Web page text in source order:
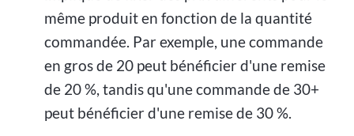
même produit en fonction de la quantité
commandée. Par exemple, une commande
en gros de 20 peut bénéficier d'une remise
de 20 %, tandis qu'une commande de 30+
peut bénéficier d'une remise de 30 %.